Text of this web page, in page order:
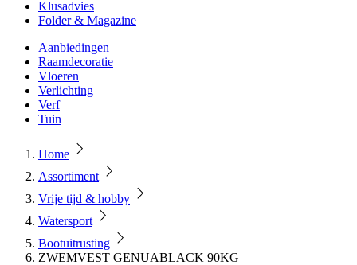
Klusadvies
Folder & Magazine
Aanbiedingen
Raamdecoratie
Vloeren
Verlichting
Verf
Tuin
Home
Assortiment
Vrije tijd & hobby
Watersport
Bootuitrusting
ZWEMVEST GENUABLACK 90KG